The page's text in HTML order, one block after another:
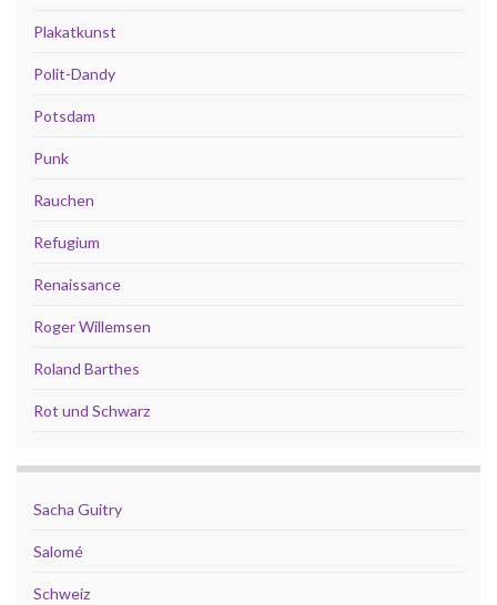
Plakatkunst
Polit-Dandy
Potsdam
Punk
Rauchen
Refugium
Renaissance
Roger Willemsen
Roland Barthes
Rot und Schwarz
Sacha Guitry
Salomé
Schweiz